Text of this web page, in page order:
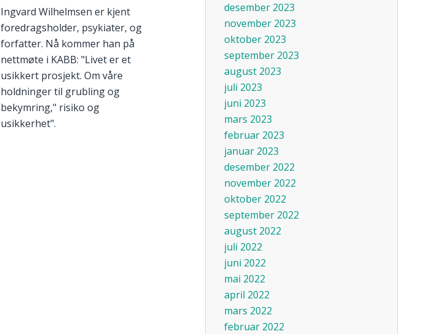
Ingvard Wilhelmsen er kjent
foredragsholder, psykiater, og
forfatter. Nå kommer han på
nettmøte i KABB: "Livet er et
usikkert prosjekt. Om våre
holdninger til grubling og
bekymring," risiko og
usikkerhet".
desember 2023
november 2023
oktober 2023
september 2023
august 2023
juli 2023
juni 2023
mars 2023
februar 2023
januar 2023
desember 2022
november 2022
oktober 2022
september 2022
august 2022
juli 2022
juni 2022
mai 2022
april 2022
mars 2022
februar 2022